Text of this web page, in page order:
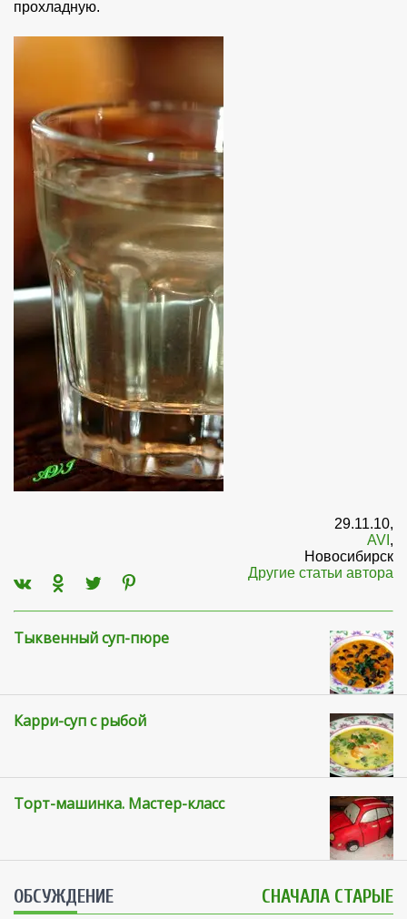
прохладную.
29.11.10,
AVI ,
Новосибирск
Другие статьи автора
Тыквенный суп-пюре
Карри-суп с рыбой
Торт-машинка. Мастер-класс
ОБСУЖДЕНИЕ СНАЧАЛА СТАРЫЕ